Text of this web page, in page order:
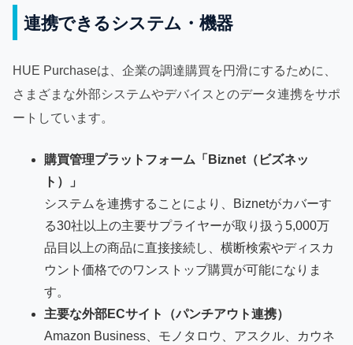
連携できるシステム・機器
HUE Purchaseは、企業の調達購買を円滑にするために、
さまざまな外部システムやデバイスとのデータ連携をサポ
ートしています。
購買管理プラットフォーム「Biznet（ビズネッ
ト）」
システムを連携することにより、Biznetがカバーす
る30社以上の主要サプライヤーが取り扱う5,000万
品目以上の商品に直接接続し、横断検索やディスカ
ウント価格でのワンストップ購買が可能になりま
す。
主要な外部ECサイト（パンチアウト連携）
Amazon Business、モノタロウ、アスクル、カウネ